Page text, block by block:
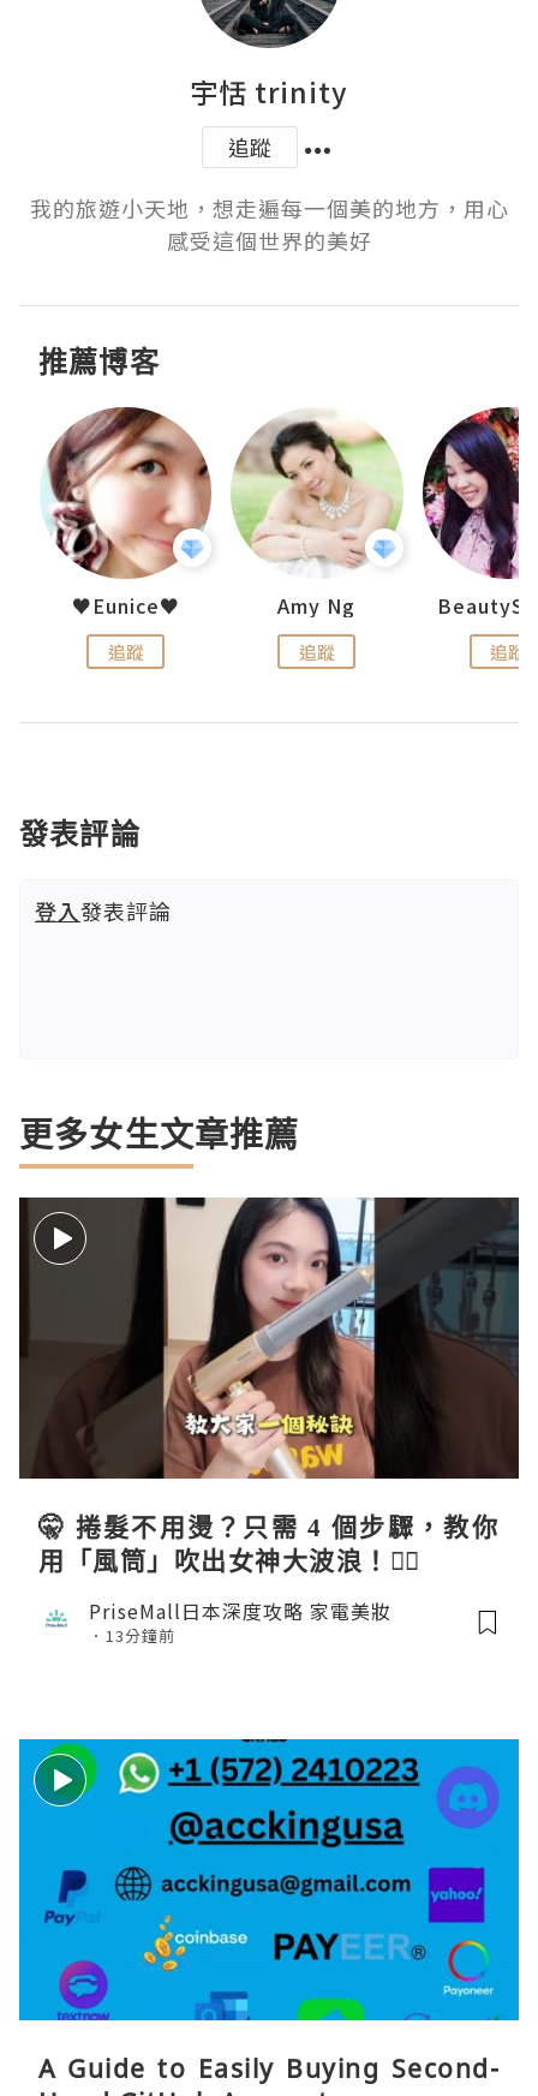
宇恬 trinity
追蹤
我的旅遊小天地，想走遍每一個美的地方，用心
感受這個世界的美好
推薦博客
♥Eunice♥
追蹤
Amy Ng
追蹤 追蹤
發表評論
登入發表評論
更多女生文章推薦
🤫 捲髮不用燙？只需 4 個步驟，教你
用「風筒」吹出女神大波浪！💇‍♀️
PriseMall日本深度攻略 家電美妝
13分鐘前
A Guide to Easily Buying Second-